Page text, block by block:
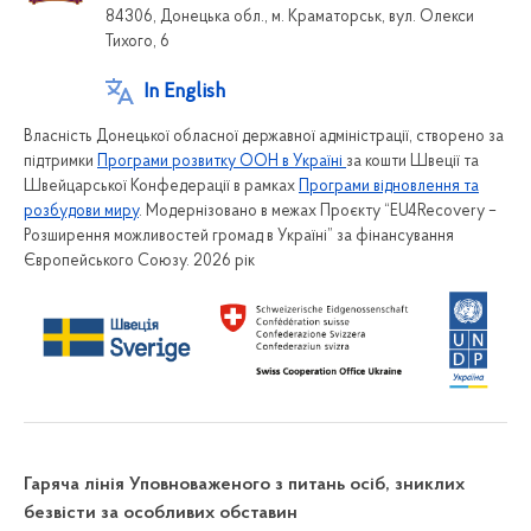
84306, Донецька обл., м. Краматорськ, вул. Олекси
Тихого, 6
In English
Власність Донецької обласної державної адміністрації, створено за
підтримки
Програми розвитку ООН в Україні за кошти Швеції та
Швейцарської Конфедерації в рамках
Програми відновлення та
розбудови миру. Модернізовано в межах Проєкту “EU4Recovery –
Розширення можливостей громад в Україні” за фінансування
Європейського Союзу. 2026 рік
Гаряча лінія Уповноваженого з питань осіб, зниклих
безвісти за особливих обставин